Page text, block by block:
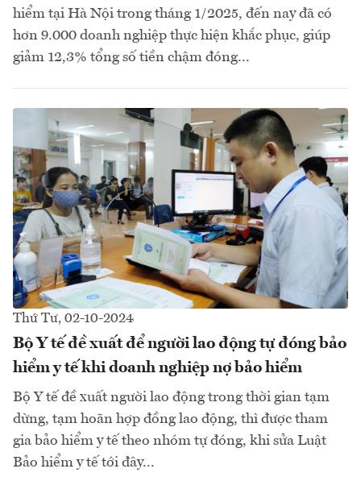
hiểm tại Hà Nội trong tháng 1/2025, đến nay đã có
hơn 9.000 doanh nghiệp thực hiện khắc phục, giúp
giảm 12,3% tổng số tiền chậm đóng...
Thứ Tư, 02-10-2024
Bộ Y tế đề xuất để người lao động tự đóng bảo
hiểm y tế khi doanh nghiệp nợ bảo hiểm
Bộ Y tế đề xuất người lao động trong thời gian tạm
dừng, tạm hoãn hợp đồng lao động, thì được tham
gia bảo hiểm y tế theo nhóm tự đóng, khi sửa Luật
Bảo hiểm y tế tới đây...